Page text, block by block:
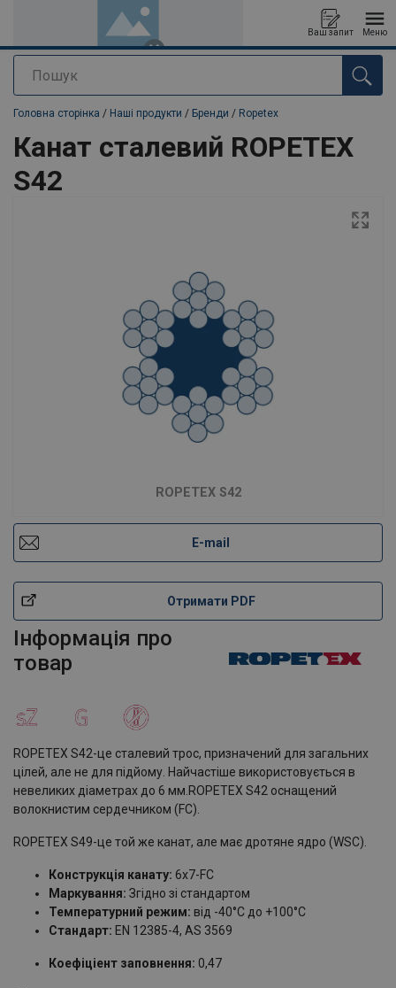
Пошук
Ваш запит Меню
added to your quote
Головна сторінка / Наші продукти / Бренди / Ropetex
Канат сталевий ROPETEX
S42
ROPETEX S42
E-mail
Отримати PDF
Інформація про
товар
ROPETEX S42-це сталевий трос, призначений для загальних
цілей, але не для підйому. Найчастіше використовується в
невеликих діаметрах до 6 мм.ROPETEX S42 оснащений
волокнистим сердечником (FC).
ROPETEX S49-це той же канат, але має дротяне ядро (WSC).
Конструкція канату: 6x7-FC
Маркування: Згідно зі стандартом
Температурний режим: від -40°C до +100°C
Стандарт: EN 12385-4, AS 3569
Коефіціент заповнення: 0,47